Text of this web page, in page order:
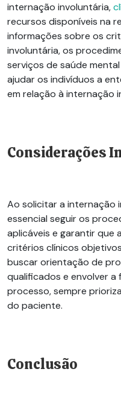
internação involuntária,
recursos disponíveis na
informações sobre os
involuntária, os
serviços de saúde
ajudar os indivíduos a e
em relação à internação
Considerações
Ao solicitar a internação
essencial seguir os
aplicáveis e garantir que
critérios clínicos
buscar orientação de
qualificados e envolver
processo, sempre
do paciente.
Conclusão